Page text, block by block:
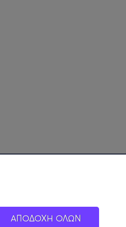
ΑΠΟΔΟΧΗ ΟΛΩΝ